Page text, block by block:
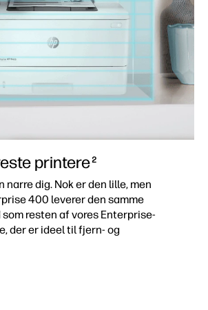
printere2
narre dig. Nok er den lille, men
400 leverer den samme
resten af vores Enterprise-
der er ideel til fjern- og